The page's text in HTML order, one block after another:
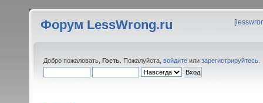
Форум LessWrong.ru [
Добро пожаловать, Гость . Пожалуйста, войдите или зарегистрируйтесь